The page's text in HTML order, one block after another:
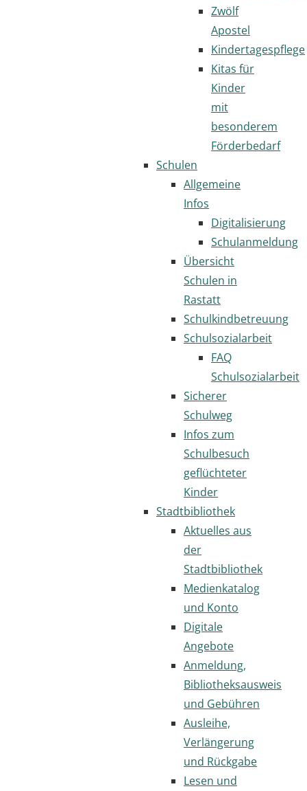
Zwölf
Apostel
Kindertagespflege
Kitas für
Kinder
mit
besonderem
Förderbedarf
Schulen
Allgemeine
Infos
Digitalisierung
Schulanmeldung
Übersicht
Schulen in
Rastatt
Schulkindbetreuung
Schulsozialarbeit
FAQ
Schulsozialarbeit
Sicherer
Schulweg
Infos zum
Schulbesuch
geflüchteter
Kinder
Stadtbibliothek
Aktuelles aus
der
Stadtbibliothek
Medienkatalog
und Konto
Digitale
Angebote
Anmeldung,
Bibliotheksausweis
und Gebühren
Ausleihe,
Verlängerung
und Rückgabe
Lesen und